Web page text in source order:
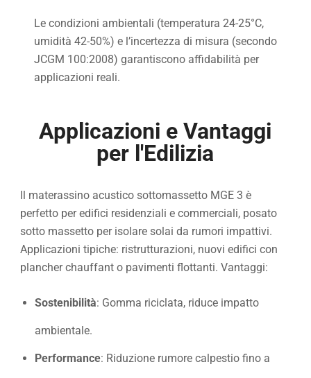
Le condizioni ambientali (temperatura 24-25°C,
umidità 42-50%) e l’incertezza di misura (secondo
JCGM 100:2008) garantiscono affidabilità per
applicazioni reali.
Applicazioni e Vantaggi
per l'Edilizia
Il materassino acustico sottomassetto MGE 3 è
perfetto per edifici residenziali e commerciali, posato
sotto massetto per isolare solai da rumori impattivi.
Applicazioni tipiche: ristrutturazioni, nuovi edifici con
plancher chauffant o pavimenti flottanti. Vantaggi:
Sostenibilità: Gomma riciclata, riduce impatto
ambientale.
Performance: Riduzione rumore calpestio fino a